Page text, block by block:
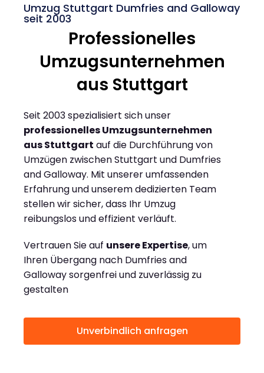
Umzug Stuttgart Dumfries and Galloway
seit 2003
Professionelles
Umzugsunternehmen
aus Stuttgart
Seit 2003 spezialisiert sich unser
professionelles Umzugsunternehmen
aus Stuttgart auf die Durchführung von
Umzügen zwischen Stuttgart und Dumfries
and Galloway. Mit unserer umfassenden
Erfahrung und unserem dedizierten Team
stellen wir sicher, dass Ihr Umzug
reibungslos und effizient verläuft.
Vertrauen Sie auf unsere Expertise, um
Ihren Übergang nach Dumfries and
Galloway sorgenfrei und zuverlässig zu
gestalten
Unverbindlich anfragen